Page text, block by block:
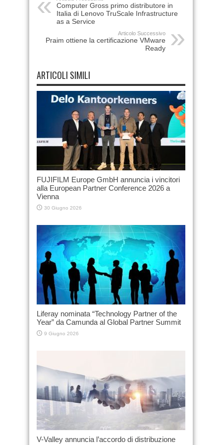
Computer Gross primo distributore in
Italia di Lenovo TruScale Infrastructure
as a Service
Articolo Successivo
Praim ottiene la certificazione VMware
Ready
ARTICOLI SIMILI
FUJIFILM Europe GmbH annuncia i vincitori
alla European Partner Conference 2026 a
Vienna
30 Giugno 2026
Liferay nominata “Technology Partner of the
Year” da Camunda al Global Partner Summit
9 Giugno 2026
V-Valley annuncia l’accordo di distribuzione